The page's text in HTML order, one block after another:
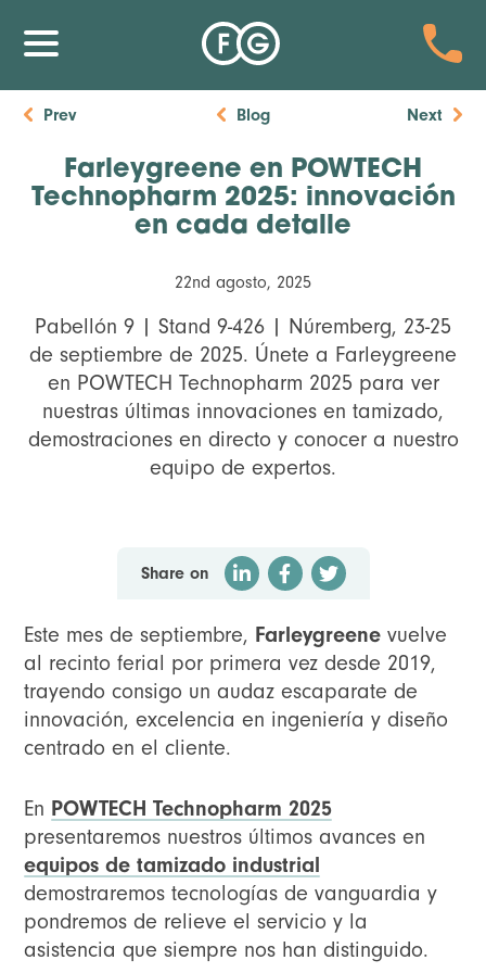
Prev Blog Next
Farleygreene en POWTECH
Technopharm 2025: innovación
en cada detalle
22nd agosto, 2025
Pabellón 9 | Stand 9-426 | Núremberg, 23-25
de septiembre de 2025. Únete a Farleygreene
en POWTECH Technopharm 2025 para ver
nuestras últimas innovaciones en tamizado,
demostraciones en directo y conocer a nuestro
equipo de expertos.
Share on
Este mes de septiembre, Farleygreene vuelve
al recinto ferial por primera vez desde 2019,
trayendo consigo un audaz escaparate de
innovación, excelencia en ingeniería y diseño
centrado en el cliente.
En POWTECH Technopharm 2025
presentaremos nuestros últimos avances en
equipos de tamizado industrial
demostraremos tecnologías de vanguardia y
pondremos de relieve el servicio y la
asistencia que siempre nos han distinguido.